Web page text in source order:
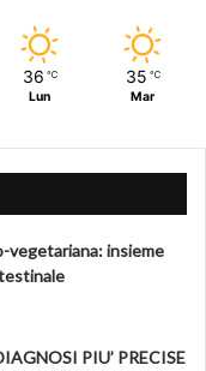
36 ℃
Lun
35 ℃
Mar
vegetariana: insieme
PIU’ PRECISE